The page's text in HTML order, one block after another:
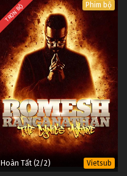
TRỌN BỘ Phim bộ
Hoàn Tất (2/2) Vietsub